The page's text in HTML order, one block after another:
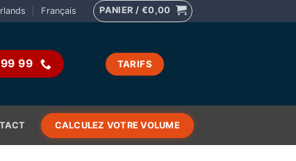
Français PANIER / €0,00
99 TARIFS
CALCULEZ VOTRE VOLUME